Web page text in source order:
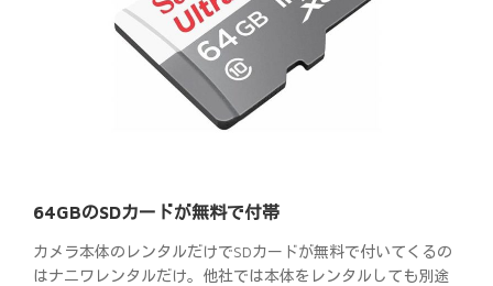
64GBのSDカードが無料で付帯
カメラ本体のレンタルだけでSDカードが無料で付いてくるの
はナニワレンタルだけ。他社では本体をレンタルしても別途